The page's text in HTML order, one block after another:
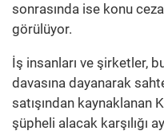
sonrasında ise konu
görülüyor.
İş insanları ve şirketler,
davasına dayanarak
satışından kaynaklanan
şüpheli alacak karşılığı